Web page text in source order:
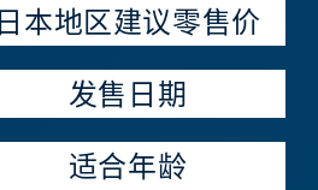
日本地区建议零售价
发售日期
适合年龄